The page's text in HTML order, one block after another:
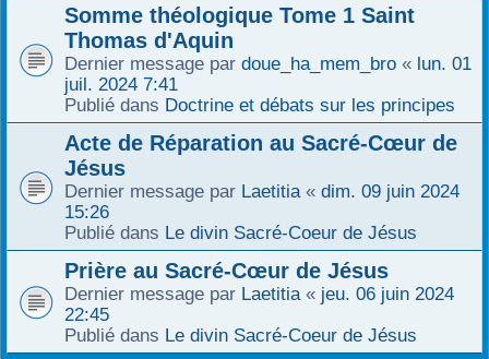
Somme théologique Tome 1 Saint
Thomas d'Aquin
Dernier message par doue_ha_mem_bro « lun. 01
juil. 2024 7:41
Publié dans Doctrine et débats sur les principes
Acte de Réparation au Sacré-Cœur de
Jésus
Dernier message par Laetitia « dim. 09 juin 2024
15:26
Publié dans Le divin Sacré-Coeur de Jésus
Prière au Sacré-Cœur de Jésus
Dernier message par Laetitia « jeu. 06 juin 2024
22:45
Publié dans Le divin Sacré-Coeur de Jésus